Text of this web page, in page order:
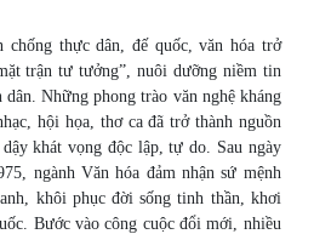
chống thực dân, đế quốc, văn hóa trở
trận tư tưởng”, nuôi dưỡng niềm tin
Những phong trào văn nghệ kháng
hội họa, thơ ca đã trở thành nguồn
khát vọng độc lập, tự do. Sau ngày
ngành Văn hóa đảm nhận sứ mệnh
khôi phục đời sống tinh thần, khơi
Bước vào công cuộc đổi mới, nhiều